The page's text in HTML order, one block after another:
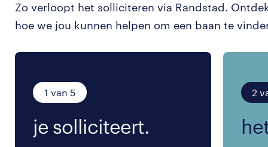
Zo verloopt het solliciteren via Randstad.
hoe we jou kunnen helpen om een baan te
1 van 5
je solliciteert.
2